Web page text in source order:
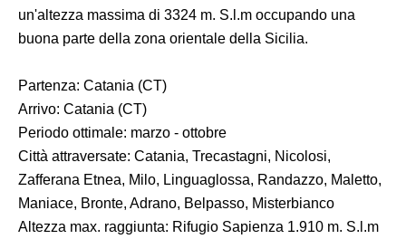
un'altezza massima di 3324 m. S.l.m occupando una
buona parte della zona orientale della Sicilia.
Partenza: Catania (CT)
Arrivo: Catania (CT)
Periodo ottimale: marzo - ottobre
Città attraversate: Catania, Trecastagni, Nicolosi,
Zafferana Etnea, Milo, Linguaglossa, Randazzo, Maletto,
Maniace, Bronte, Adrano, Belpasso, Misterbianco
Altezza max. raggiunta: Rifugio Sapienza 1.910 m. S.l.m